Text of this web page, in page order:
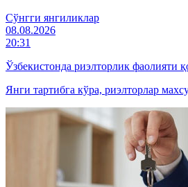
Cўнгги янгиликлар
08.08.2026
20:31
Ўзбекистонда риэлторлик фаолияти
Янги тартибга кўра, риэлторлар